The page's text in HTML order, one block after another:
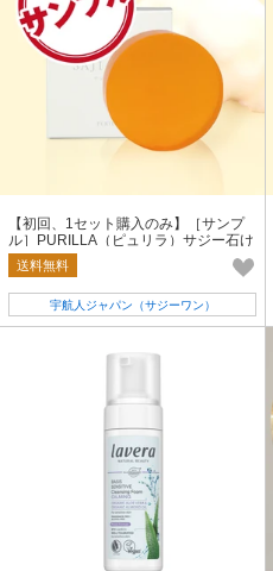
【初回、1セット購入のみ】［サンプ
ル］PURILLA（ピュリラ）サジー石け
ん 100g×5個
送料無料
宇航人ジャパン（サジーワン）